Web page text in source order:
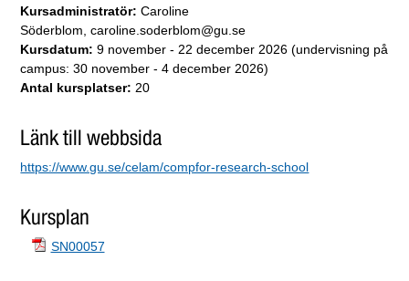
Kursadministratör:Caroline
Söderblom, caroline.soderblom@gu.se
Kursdatum:9 november - 22 december 2026 (undervisning på
campus: 30 november - 4 december 2026)
Antal kursplatser: 20
Länk till webbsida
https://www.gu.se/celam/compfor-research-school
Kursplan
SN00057